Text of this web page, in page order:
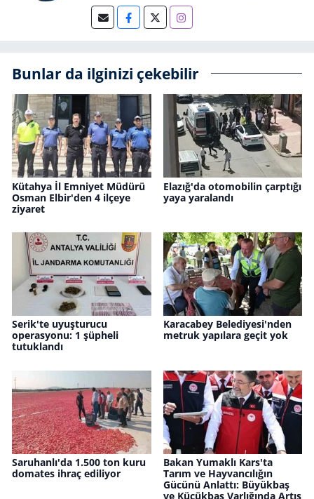
Bunlar da ilginizi çekebilir
Kütahya İl Emniyet Müdürü
Osman Elbir'den 4 ilçeye
ziyaret
Elazığ'da otomobilin çarptığı
yaya yaralandı
Serik'te uyuşturucu
operasyonu: 1 şüpheli
tutuklandı
Karacabey Belediyesi'nden
metruk yapılara geçit yok
Saruhanlı'da 1.500 ton kuru
domates ihraç ediliyor
Bakan Yumaklı Kars'ta
Tarım ve Hayvancılığın
Gücünü Anlattı: Büyükbaş
ve Küçükbaş Varlığında Artış